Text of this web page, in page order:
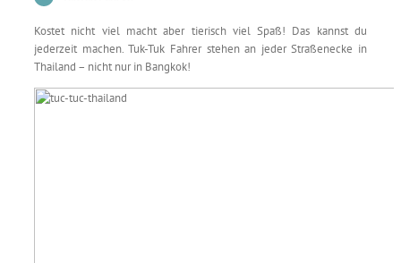
Kostet nicht viel macht aber tierisch viel Spaß! Das kannst du
jederzeit machen. Tuk-Tuk Fahrer stehen an jeder Straßenecke in
Thailand – nicht nur in Bangkok!